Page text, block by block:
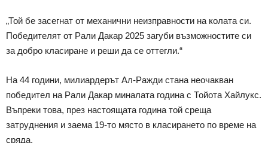
„Той бе засегнат от механични неизправности на колата си.
Победителят от Рали Дакар 2025 загуби възможностите си
за добро класиране и реши да се оттегли.“
На 44 години, милиардерът Ал-Ражди стана неочакван
победител на Рали Дакар миналата година с Тойота Хайлукс.
Въпреки това, през настоящата година той среща
затруднения и заема 19-то място в класирането по време на
сряда.